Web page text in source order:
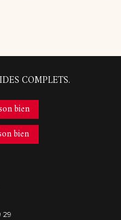
COMPLETS.
bien
bien
29